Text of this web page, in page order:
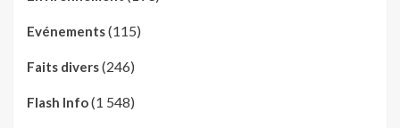
Evénements(115)
Faits divers(246)
Flash Info(1 548)